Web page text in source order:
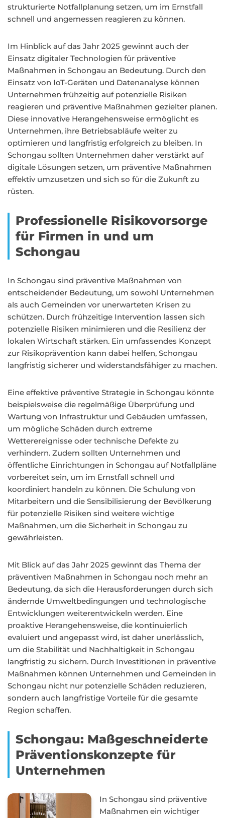
strukturierte Notfallplanung setzen, um im Ernstfall
schnell und angemessen reagieren zu können.
Im Hinblick auf das Jahr 2025 gewinnt auch der
Einsatz digitaler Technologien für präventive
Maßnahmen in Schongau an Bedeutung. Durch den
Einsatz von IoT-Geräten und Datenanalyse können
Unternehmen frühzeitig auf potenzielle Risiken
reagieren und präventive Maßnahmen gezielter planen.
Diese innovative Herangehensweise ermöglicht es
Unternehmen, ihre Betriebsabläufe weiter zu
optimieren und langfristig erfolgreich zu bleiben. In
Schongau sollten Unternehmen daher verstärkt auf
digitale Lösungen setzen, um präventive Maßnahmen
effektiv umzusetzen und sich so für die Zukunft zu
rüsten.
Professionelle Risikovorsorge
für Firmen in und um
Schongau
In Schongau sind präventive Maßnahmen von
entscheidender Bedeutung, um sowohl Unternehmen
als auch Gemeinden vor unerwarteten Krisen zu
schützen. Durch frühzeitige Intervention lassen sich
potenzielle Risiken minimieren und die Resilienz der
lokalen Wirtschaft stärken. Ein umfassendes Konzept
zur Risikoprävention kann dabei helfen, Schongau
langfristig sicherer und widerstandsfähiger zu machen.
Eine effektive präventive Strategie in Schongau könnte
beispielsweise die regelmäßige Überprüfung und
Wartung von Infrastruktur und Gebäuden umfassen,
um mögliche Schäden durch extreme
Wetterereignisse oder technische Defekte zu
verhindern. Zudem sollten Unternehmen und
öffentliche Einrichtungen in Schongau auf Notfallpläne
vorbereitet sein, um im Ernstfall schnell und
koordiniert handeln zu können. Die Schulung von
Mitarbeitern und die Sensibilisierung der Bevölkerung
für potenzielle Risiken sind weitere wichtige
Maßnahmen, um die Sicherheit in Schongau zu
gewährleisten.
Mit Blick auf das Jahr 2025 gewinnt das Thema der
präventiven Maßnahmen in Schongau noch mehr an
Bedeutung, da sich die Herausforderungen durch sich
ändernde Umweltbedingungen und technologische
Entwicklungen weiterentwickeln werden. Eine
proaktive Herangehensweise, die kontinuierlich
evaluiert und angepasst wird, ist daher unerlässlich,
um die Stabilität und Nachhaltigkeit in Schongau
langfristig zu sichern. Durch Investitionen in präventive
Maßnahmen können Unternehmen und Gemeinden in
Schongau nicht nur potenzielle Schäden reduzieren,
sondern auch langfristige Vorteile für die gesamte
Region schaffen.
Schongau: Maßgeschneiderte
Präventionskonzepte für
Unternehmen
In Schongau sind präventive
Maßnahmen ein wichtiger